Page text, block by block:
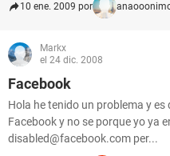
10 ene. 2009 por
Markx
el 24 dic. 2008
Facebook
Hola he tenido un problema y
Facebook y no se porque yo ya
disabled@facebook.com per...